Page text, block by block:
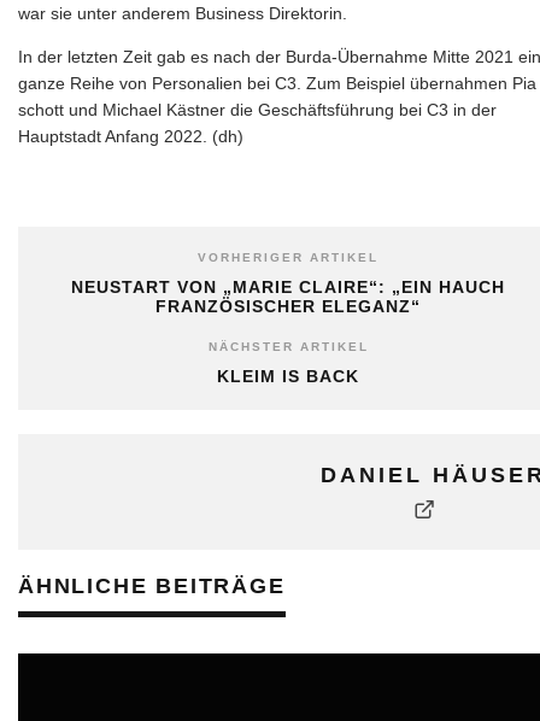
war sie unter anderem Business Direktorin.
In der letzten Zeit gab es nach der Burda-Übernahme Mitte 2021
ganze Reihe von Personalien bei C3. Zum Beispiel übernahmen Pia
schott und Michael Kästner die Geschäftsführung bei C3 in der
Hauptstadt Anfang 2022. (dh)
VORHERIGER ARTIKEL
NEUSTART VON „MARIE CLAIRE“: „EIN HAUCH
FRANZÖSISCHER ELEGANZ“
NÄCHSTER ARTIKEL
KLEIM IS BACK
DANIEL
ÄHNLICHE BEITRÄGE